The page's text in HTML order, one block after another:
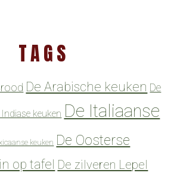
TAGS
De Arabische keuken De
Indiase keuken De Italiaanse
keuken De Oosterse
op tafel De zilveren Lepel